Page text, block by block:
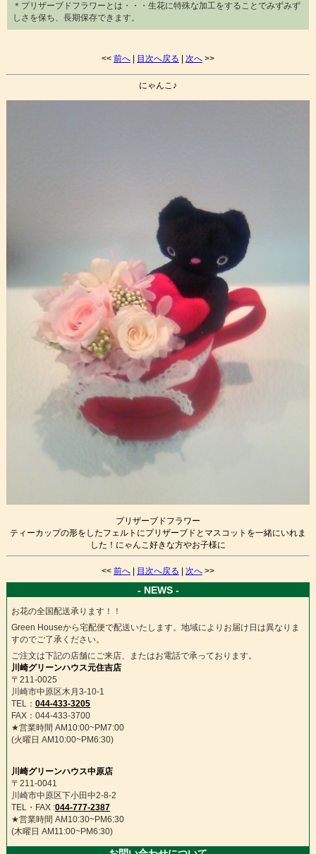
＊プリザーブドフラワーとは・・・生花に特殊な加工をすることでみずみず
しさを保ち、長期保存できます。
<< 前へ| 目次へ戻る 次へ>>
にゃんこ♪
プリザーブドフラワー
ティーカップの形をしたフェルトにプリザーブドとマスコットを一緒にいれま
した！にゃんこ好きな方やお子様に
<< 前へ| 目次へ戻る 次へ>>
- NEWS -
お花の全国配送承ります！！
Green Houseから宅配便で配送いたします。地域によりお届け日は異なりま
すのでご了承ください。
ご注文は下記の店舗にご来店、またはお電話で承っております。
川崎グリーンハウス元住吉店
〒211-0025
川崎市中原区木月3-10-1
TEL： 044-433-3205
FAX：044-433-3700
★営業時間 AM10:00~PM7:00
(火曜日 AM10:00~PM6:30)
川崎グリーンハウス中原店
〒211-0041
川崎市中原区下小田中2-8-2
TEL・FAX :044-777-2387
★営業時間 AM10:30~PM6:30
(木曜日 AM11:00~PM6:30)